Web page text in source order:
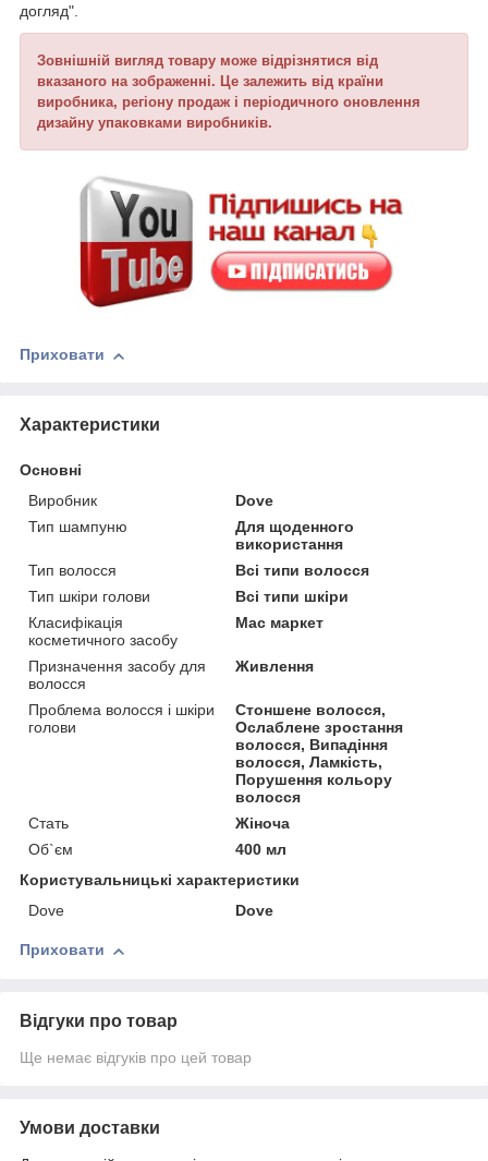
догляд".
Зовнішній вигляд товару може відрізнятися від
вказаного на зображенні. Це залежить від країни
виробника, регіону продаж і періодичного оновлення
дизайну упаковками виробників.
Приховати
Характеристики
Основні
Виробник
Dove
Тип шампуню
Для щоденного
використання
Тип волосся
Всі типи волосся
Тип шкіри голови
Всі типи шкіри
Класифікація
косметичного засобу
Мас маркет
Призначення засобу для
волосся
Живлення
Проблема волосся і шкіри
голови
Стоншене волосся,
Ослаблене зростання
волосся, Випадіння
волосся, Ламкість,
Порушення кольору
волосся
Стать
Жіноча
Об`єм
400 мл
Користувальницькі характеристики
Dove
Dove
Приховати
Відгуки про товар
Ще немає відгуків про цей товар
Умови доставки